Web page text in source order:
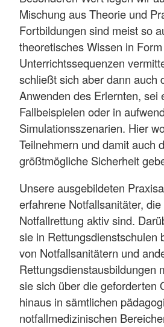
Mischung aus Theorie und
Fortbildungen sind meist so
theoretisches Wissen in
Unterrichtssequenzen
schließt sich aber dann auch
Anwenden des Erlernten, sei
Fallbeispielen oder in
Simulationsszenarien. Hier
Teilnehmern und damit auch
größtmögliche Sicherheit
Unsere ausgebildeten
erfahrene Notfallsanitäter,
Notfallrettung aktiv sind.
sie in Rettungsdienstschulen
von Notfallsanitätern und
Rettungsdienstausbildungen
sie sich über die geforderten
hinaus in sämtlichen
notfallmedizinischen